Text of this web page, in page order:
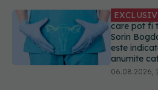
Greșeala
o fac când
medic
06.08.2026,
URMĂREȘTE-NE ȘI